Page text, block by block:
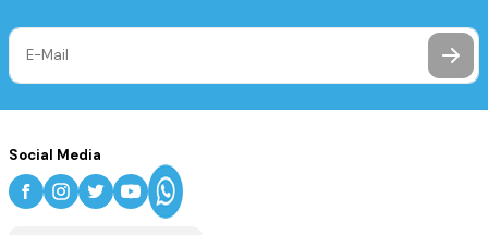
Social Media